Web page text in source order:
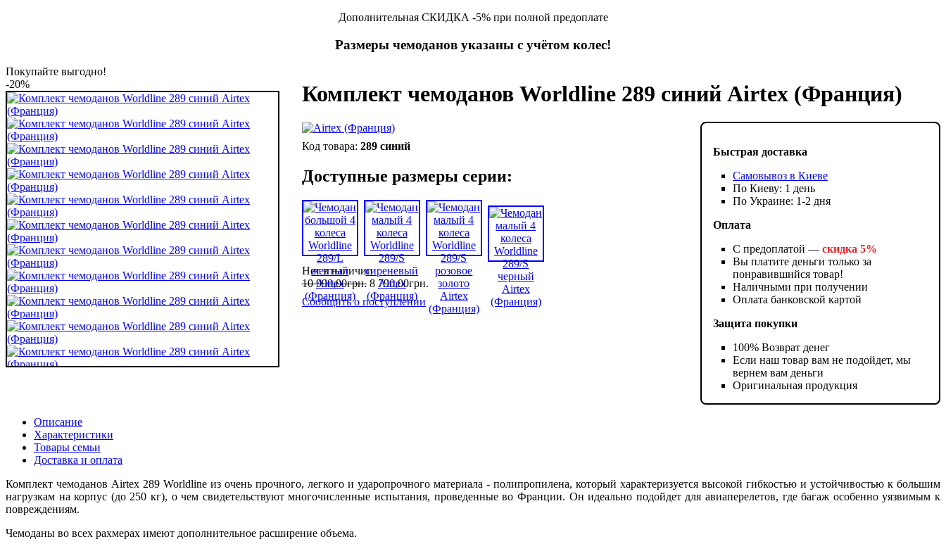
Дополнительная СКИДКА -5% при полной предоплате
Размеры чемоданов указаны с учётом колес!
Покупайте выгодно!
-20%
Комплект чемоданов Worldline 289 синий Airtex (Франция)
Быстрая доставка
Самовывоз в Киеве
По Киеву: 1 день
По Украине: 1-2 дня
Оплата
С предоплатой —скидка 5%
Вы платите деньги только за
понравившийся товар!
Наличными при получении
Оплата банковской картой
Защита покупки
100% Возврат денег
Если наш товар вам не подойдет, мы
вернем вам деньги
Оригинальная продукция
289 синий
Доступные размеры серии:
Нет в наличии
10 990,00грн. 8 790,00грн.
Сообщить о поступлении
Описание
Характеристики
Товары семьи
Доставка и оплата
Комплект чемоданов Airtex 289 Worldline из очень прочного, легкого и ударопрочного материала - полипропилена, который характеризуется высокой гибкостью и устойчивостью к большим
нагрузкам на корпус (до 250 кг), о чем свидетельствуют многочисленные испытания, проведенные во Франции. Он идеально подойдет для авиаперелетов, где багаж особенно уязвимым к
повреждениям.
Чемоданы во всех рахмерах имеют дополнительное расширение объема.